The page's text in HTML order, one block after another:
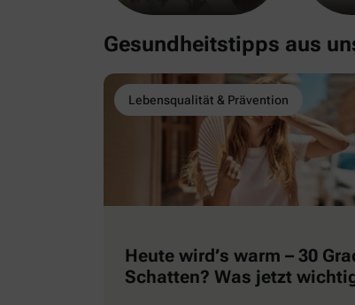
Gesundheitstipps aus
Lebensqualität & Prävention
Heute wird’s warm – 30
Schatten? Was jetzt